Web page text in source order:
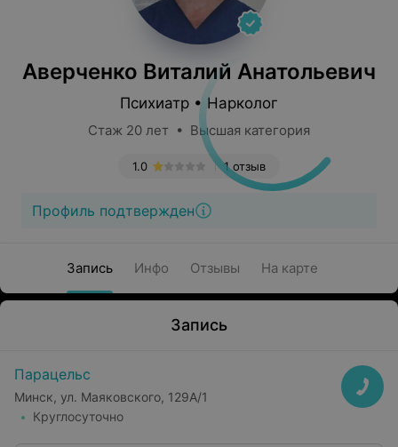
Аверченко Виталий Анатольевич
Психиатр • Нарколог
Стаж 20 лет • Высшая категория
1 отзыв
1.0
Профиль подтвержден
Запись Инфо Отзывы На карте
Запись
Парацельс
Минск, ул. Маяковского, 129А/1
Круглосуточно